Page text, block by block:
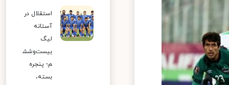
استقلال در
آستانه
لیگ
بیست‌وشش
م؛ پنجره
بسته،